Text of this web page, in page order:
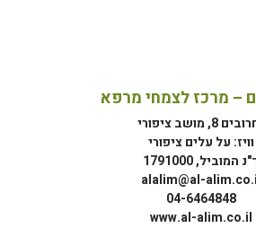
– מרכז לצמחי מרפא
8, מושב ציפורי
וויז: על עלים ציפורי
המוביל, 1791000
alalim@al-
04-6464848
www.al-alim.co.il